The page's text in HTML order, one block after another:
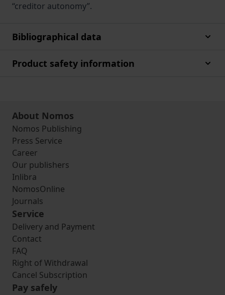
“creditor autonomy”.
Bibliographical data
Product safety information
About Nomos
Nomos Publishing
Press Service
Career
Our publishers
Inlibra
NomosOnline
Journals
Service
Delivery and Payment
Contact
FAQ
Right of Withdrawal
Cancel Subscription
Pay safely